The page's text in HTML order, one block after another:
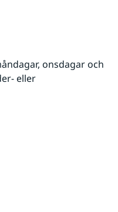
onsdagar och
eller